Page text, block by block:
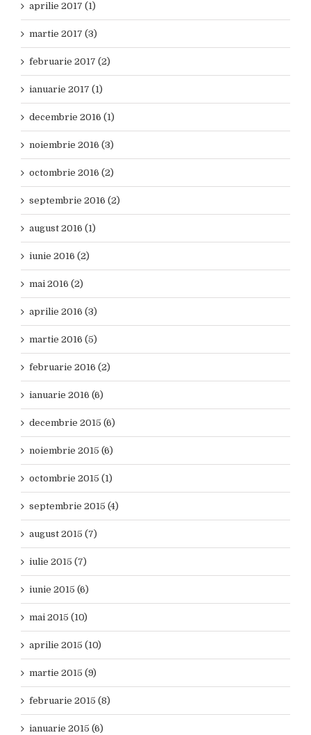
aprilie 2017 (1)
martie 2017 (3)
februarie 2017 (2)
ianuarie 2017 (1)
decembrie 2016 (1)
noiembrie 2016 (3)
octombrie 2016 (2)
septembrie 2016 (2)
august 2016 (1)
iunie 2016 (2)
mai 2016 (2)
aprilie 2016 (3)
martie 2016 (5)
februarie 2016 (2)
ianuarie 2016 (6)
decembrie 2015 (6)
noiembrie 2015 (6)
octombrie 2015 (1)
septembrie 2015 (4)
august 2015 (7)
iulie 2015 (7)
iunie 2015 (6)
mai 2015 (10)
aprilie 2015 (10)
martie 2015 (9)
februarie 2015 (8)
ianuarie 2015 (6)